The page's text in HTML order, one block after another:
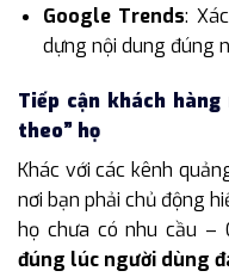
Google Trends:
dựng nội dung đúng
Tiếp cận khách
theo” họ
Khác với các kênh
nơi bạn phải chủ động
họ chưa có nhu cầu
đúng lúc người dùng